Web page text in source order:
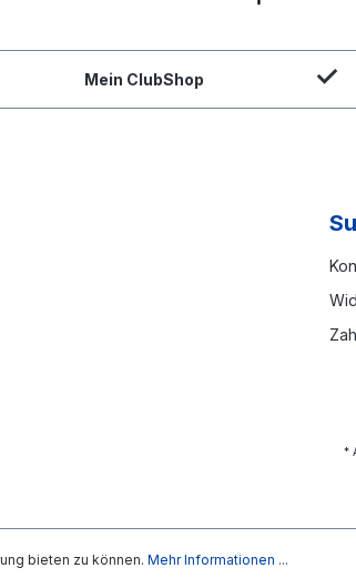
Mein ClubShop
*
bieten zu können. Mehr Informationen ...